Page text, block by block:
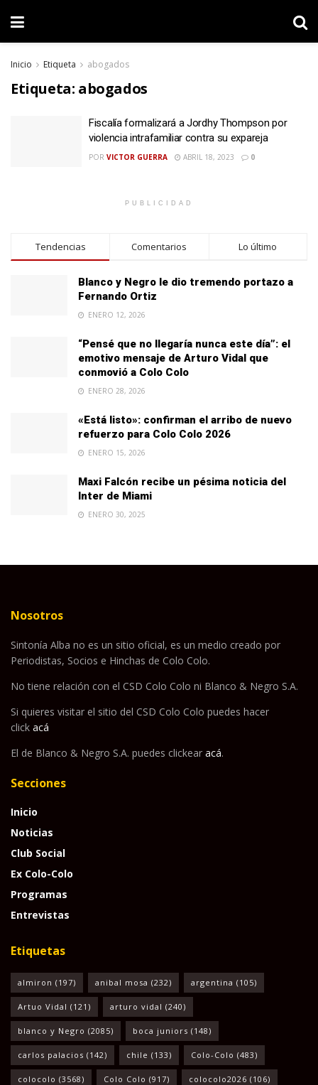
Inicio Etiqueta abogados
Etiqueta: abogados
Fiscalía formalizará a Jordhy Thompson por
violencia intrafamiliar contra su expareja
POR VICTOR GUERRA ABRIL 18, 2023 0
PUBLICIDAD
Tendencias Comentarios Lo último
Blanco y Negro le dio tremendo portazo a
Fernando Ortiz
ENERO 12, 2026
“Pensé que no llegaría nunca este día”: el
emotivo mensaje de Arturo Vidal que
conmovió a Colo Colo
ENERO 28, 2026
«Está listo»: confirman el arribo de nuevo
refuerzo para Colo Colo 2026
ENERO 15, 2026
Maxi Falcón recibe un pésima noticia del
Inter de Miami
ENERO 30, 2025
Nosotros
Sintonía Alba no es un sitio oficial, es un medio creado por
Periodistas, Socios e Hinchas de Colo Colo.
No tiene relación con el CSD Colo Colo ni Blanco & Negro S.A.
Si quieres visitar el sitio del CSD Colo Colo puedes hacer
click acá
El de Blanco & Negro S.A. puedes clickear acá.
Secciones
Inicio
Noticias
Club Social
Ex Colo-Colo
Programas
Entrevistas
Etiquetas
almiron (197) anibal mosa (232) argentina (105)
Artuo Vidal (121) arturo vidal (240)
blanco y Negro (2085) boca juniors (148)
carlos palacios (142) chile (133) Colo-Colo (483)
colocolo (3568) Colo Colo (917) colocolo2026 (106)